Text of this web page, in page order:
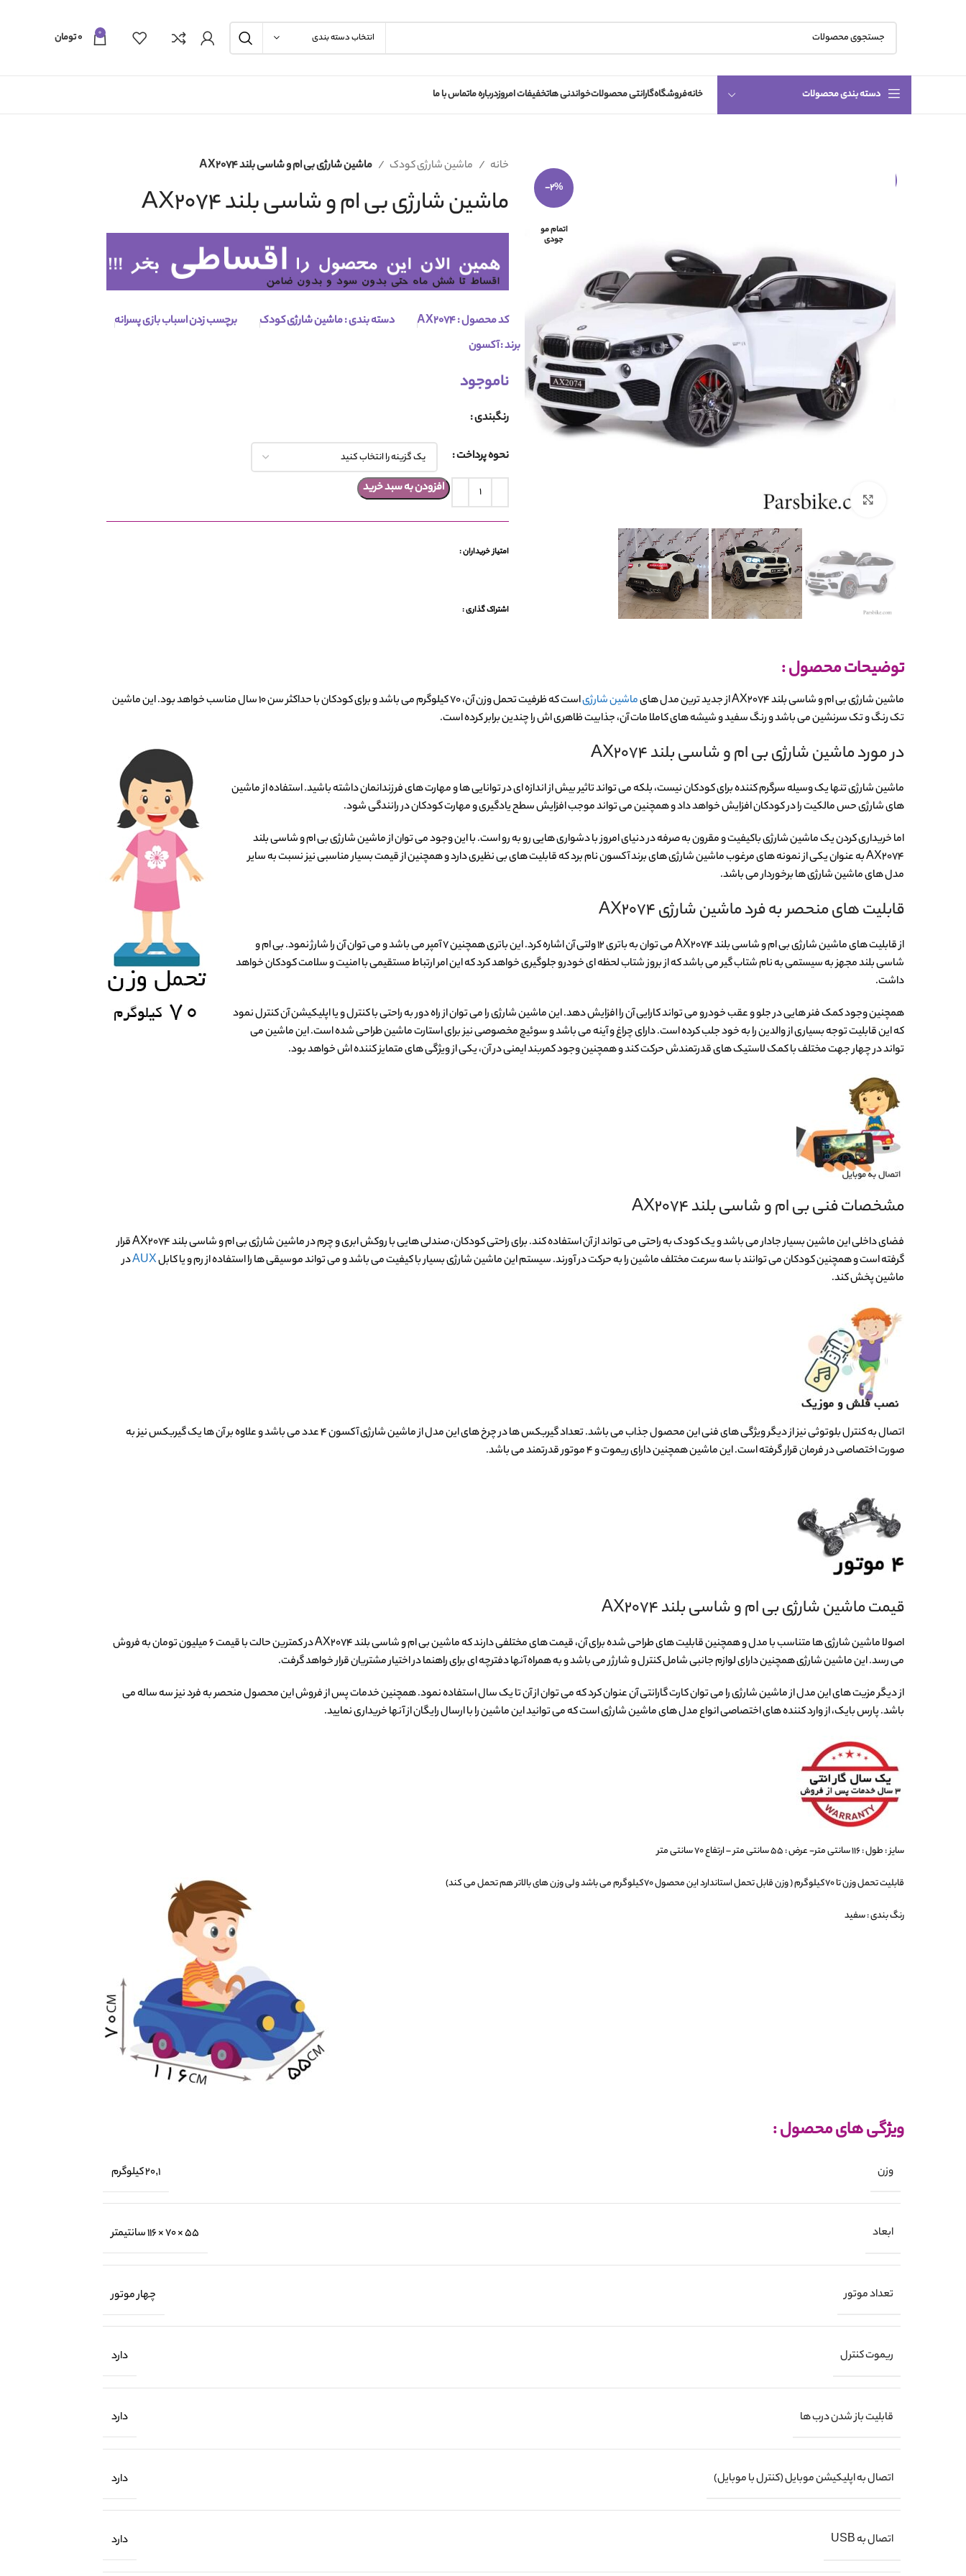
انتخاب دسته بندی 0 ۰تومان
دسته بندی محصولات خانهفروشگاهگارانتی محصولاتخواندنی هاتخفیفات امروزدرباره ماتماس با ما
-2%
اتمام مو
جودی
بزرگنمایی تصویر
خانه ماشین شارژی کودک ماشین شارژی بی ام و شاسی بلند AX2074
ماشین شارژی بی ام و شاسی بلند AX2074
کد محصول :AX2074 دسته بندی :ماشین شارژی کودک برچسب زدناسباب بازی پسرانه
برند : آکسون
ناموجود
رنگبندی
نحوه پرداخت
افزودن به سبد خرید
امتیاز خریداران :
اشتراک گذاری :
توضیحات محصول :
ماشین شارژی بی ام و شاسی بلند AX2074 از جدید ترین مدل های ماشین شارژی
است که ظرفیت تحمل وزن آن، ۷۰ کیلوگرم می باشد و برای کودکان با حداکثر سن ۱۰ سال مناسب خواهد بود. این ماشین
تک رنگ و تک سرنشین می باشد و رنگ سفید و شیشه های کاملا مات آن، جذابیت ظاهری اش را چندین برابر کرده است.
در مورد ماشین شارژی بی ام و شاسی بلند AX2074
ماشین شارژی تنها یک وسیله سرگرم کننده برای کودکان نیست، بلکه می تواند تاثیر بیش از اندازه ای در توانایی ها و مهارت های فرزندانمان داشته باشید. استفاده از ماشین
های شارژی حس مالکیت را در کودکان افزایش خواهد داد و همچنین می تواند موجب افزایش سطح یادگیری و مهارت کودکان در رانندگی شود.
اما خریداری کردن یک ماشین شارژی باکیفیت و مقرون به صرفه در دنیای امروز با دشواری هایی رو به رو است. با این وجود می توان از ماشین شارژی بی ام و شاسی بلند
AX2074 به عنوان یکی از نمونه های مرغوب ماشین شارژی های برند آکسون نام برد که قابلیت های بی نظیری دارد و همچنین از قیمت بسیار مناسبی نیز نسبت به سایر
مدل های ماشین شارژی ها برخوردار می باشد.
قابلیت های منحصر به فرد ماشین شارژی AX2074
از قابلیت های ماشین شارژی بی ام و شاسی بلند AX2074 می توان به باتری ۱۲ ولتی آن اشاره کرد. این باتری همچنین ۷ آمپر می باشد و می توان آن را شارژ نمود. بی ام و
شاسی بلند مجهز به سیستمی به نام شتاب گیر می باشد که از بروز شتاب لحظه ای خودرو جلوگیری خواهد کرد که این امر ارتباط مستقیمی با امنیت و سلامت کودکان خواهد
داشت.
همچنین وجود کمک فنر هایی در جلو و عقب خودرو می تواند کارایی آن را افزایش دهد. این ماشین شارژی را می توان از راه دور به راحتی با کنترل و یا اپلیکیشن آن کنترل نمود
که این قابلیت توجه بسیاری از والدین را به خود جلب کرده است. دارای چراغ و آینه می باشد و سوئیچ مخصوصی نیز برای استارت ماشین طراحی شده است. این ماشین می
تواند در چهار جهت مختلف با کمک لاستیک های قدرتمندش حرکت کند و همچنین وجود کمربند ایمنی در آن، یکی از ویژگی های متمایز کننده اش خواهد بود.
مشخصات فنی بی ام و شاسی بلند AX2074
فضای داخلی این ماشین بسیار جادار می باشد و یک کودک به راحتی می تواند از آن استفاده کند. برای راحتی کودکان، صندلی هایی با روکش ابری و چرم در ماشین شارژی بی ام و شاسی بلند AX2074 قرار
گرفته است و همچنین کودکان می توانند با سه سرعت مختلف ماشین را به حرکت در آورند. سیستم این ماشین شارژی بسیار با کیفیت می باشد و می تواند موسیقی ها را استفاده از رم و یا کابلAUXدر
ماشین پخش کند.
اتصال به کنترل بلوتوثی نیز از دیگر ویژگی های فنی این محصول جذاب می باشد. تعداد گیربکس ها در چرخ های این مدل از ماشین شارژی آکسون ۴ عدد می باشد و علاوه بر آن ها یک گیربکس نیز به
صورت اختصاصی در فرمان قرار گرفته است. این ماشین همچنین دارای ریموت و ۴ موتور قدرتمند می باشد.
قیمت ماشین شارژی بی ام و شاسی بلند AX2074
اصولا ماشین شارژی ها متناسب با مدل و همچنین قابلیت های طراحی شده برای آن، قیمت های مختلفی دارند که ماشین بی ام و شاسی بلند AX2074 در کمترین حالت با قیمت ۶ میلیون تومان به فروش
می رسد. این ماشین شارژی همچنین دارای لوازم جانبی شامل کنترل و شارژر می باشد و به همراه آنها دفترچه ای برای راهنما در اختیار مشتریان قرار خواهد گرفت.
از دیگر مزیت های این مدل از ماشین شارژی را می توان کارت گارانتی آن عنوان کرد که می توان از آن تا یک سال استفاده نمود. همچنین خدمات پس از فروش این محصول منحصر به فرد نیز سه ساله می
باشد. پارس بایک، از وارد کننده های اختصاصی انواع مدل های ماشین شارژی است که می توانید این ماشین را با ارسال رایگان از آنها خریداری نمایید.
سایز : طول : 116 سانتی متر- عرض : 55 سانتی متر – ارتفاع 70 سانتی متر
قابلیت تحمل وزن تا 70کیلوگرم ( وزن قابل تحمل استاندارد این محصول 70کیلوگرم می باشد ولی وزن های بالاتر هم تحمل می کند)
رنگ بندی : سفید
ویژگی های محصول :
وزن 20,1 کیلوگرم
ابعاد 55 × 70 × 116 سانتیمتر
تعداد موتور چهار موتور
ریموت کنترل دارد
قابلیت باز شدن درب ها دارد
اتصال به اپلیکیشن موبایل (کنترل با موبایل) دارد
اتصال به USB دارد